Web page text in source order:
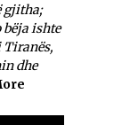
gjitha;
bëja ishte
Tiranës,
dhe